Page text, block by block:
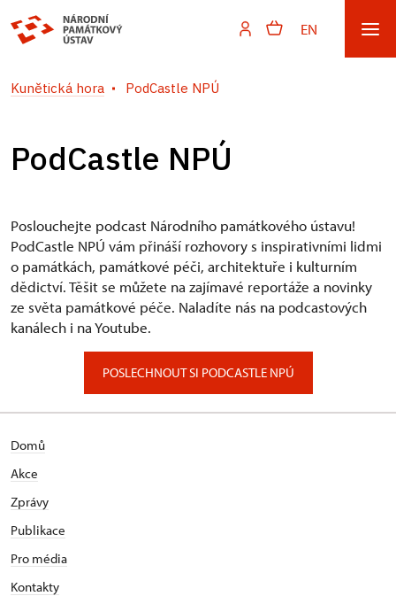
EN
Kunětická hora PodCastle NPÚ
PodCastle NPÚ
Poslouchejte podcast Národního památkového ústavu!
PodCastle NPÚ vám přináší rozhovory s inspirativními lidmi
o památkách, památkové péči, architektuře i kulturním
dědictví. Těšit se můžete na zajímavé reportáže a novinky
ze světa památkové péče. Naladíte nás na podcastových
kanálech i na Youtube.
POSLECHNOUT SI PODCASTLE NPÚ
Domů
Akce
Zprávy
Publikace
Pro média
Kontakty